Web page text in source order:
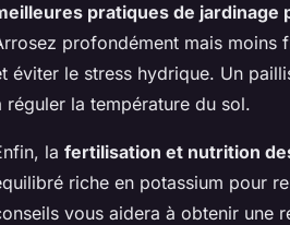
pratiques de jardinage
profondément mais moins
éviter le stress hydrique. Un
réguler la température du sol.
la fertilisation et nutrition
riche en potassium pour
vous aidera à obtenir une